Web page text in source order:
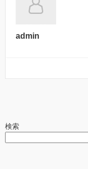
admin
検索